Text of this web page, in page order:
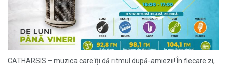
CATHARSIS – muzica care îți dă ritmul după-amiezii! În fiecare zi,